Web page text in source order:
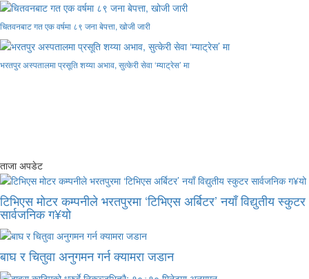
चितवनबाट गत एक वर्षमा ८९ जना बेपत्ता, खोजी जारी
भरतपुर अस्पतालमा प्रसूति शय्या अभाव, सुत्केरी सेवा ‘म्याट्रेस’ मा
ताजा अपडेट
टिभिएस मोटर कम्पनीले भरतपुरमा ‘टिभिएस अर्बिटर’ नयाँ विद्युतीय स्कुटर
सार्वजनिक ग¥यो
बाघ र चितुवा अनुगमन गर्न क्यामरा जडान